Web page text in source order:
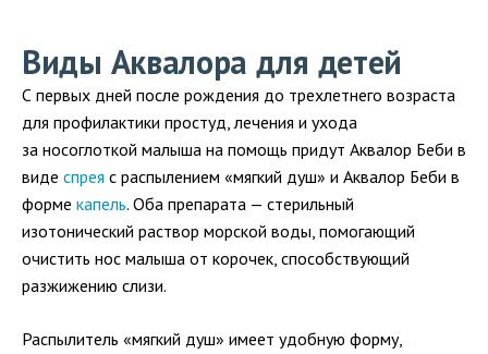
Виды Аквалора для детей
С первых дней после рождения до трехлетнего возраста
для профилактики простуд, лечения и ухода
за носоглоткой малыша на помощь придут Аквалор Беби в
виде спрея с распылением «мягкий душ» и Аквалор Беби в
форме капель. Оба препарата — стерильный
изотонический раствор морской воды, помогающий
очистить нос малыша от корочек, способствующий
разжижению слизи.
Распылитель «мягкий душ» имеет удобную форму,